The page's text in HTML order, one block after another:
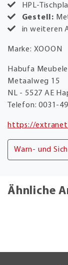
HPL-
Gestell:
in weiteren
Marke: XOOON
Habufa
Metaalweg 15
NL - 5527 AE
Telefon: 0031-
https://
Warn- und
Ähnliche